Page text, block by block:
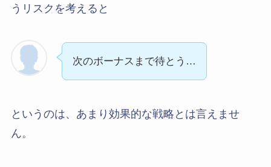
うリスクを考えると
次のボーナスまで待とう…
というのは、あまり効果的な戦略とは言えませ
ん。